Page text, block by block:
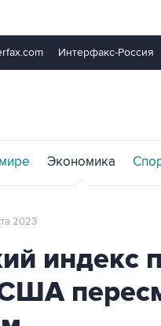
Интерфакс-Россия
Экономика
2023
индекс